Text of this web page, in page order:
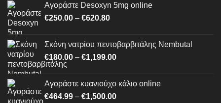
€189.00.είναι:
€169.00.
Αγοράστε Desoxyn 5mg online
€250.00 – €620.80Price
through
€620.80
Σκόνη νατρίου πεντοβαρβιτάλης Nembutal
€180.00 – €1,199.00Price
through
€1,199.00
Αγοράστε κυανιούχο κάλιο online
€464.99 – €1,500.00Price